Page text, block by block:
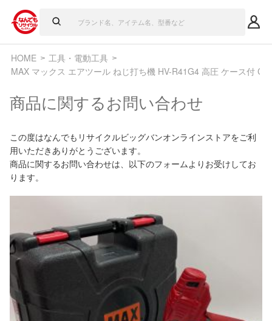
HOME
工具・電動工具
MAX マックス エアツール ねじ打ち機 HV-R41G4 高圧 ケース付 C
商品に関するお問い合わせ
この度はなんでもリサイクルビッグバンオンラインストアをご利
用いただきありがとうございます。
商品に関するお問い合わせは、以下のフォームよりお受けしてお
ります。